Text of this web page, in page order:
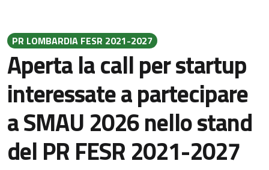
PR LOMBARDIA FESR 2021-2027
Aperta la call per startup
interessate a partecipare
a SMAU 2026 nello stand
del PR FESR 2021-2027